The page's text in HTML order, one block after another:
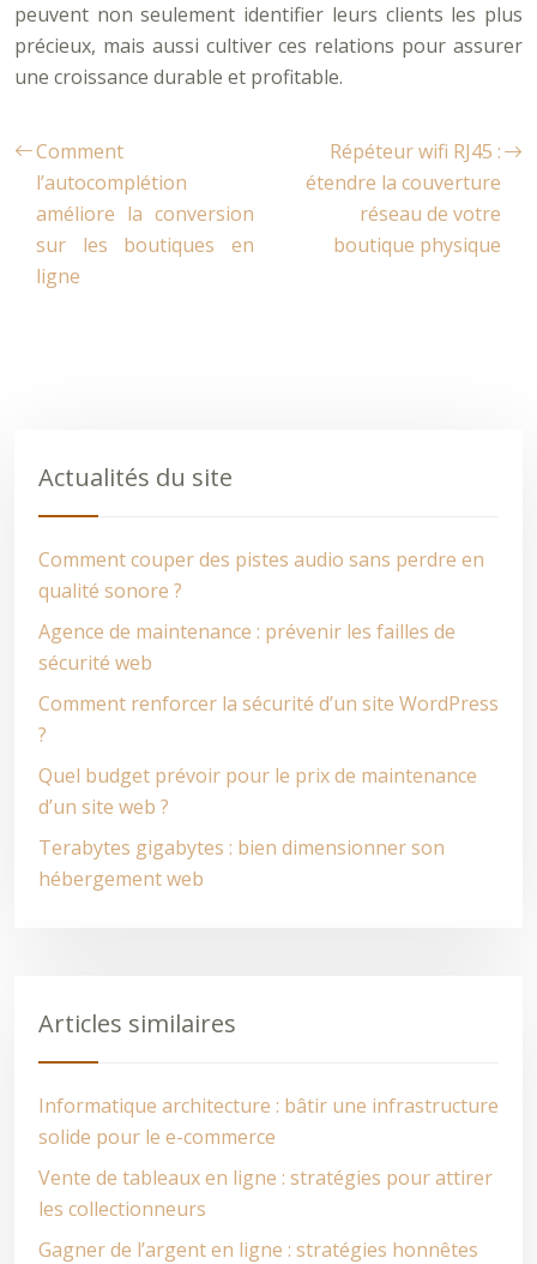
peuvent non seulement identifier leurs clients les plus
précieux, mais aussi cultiver ces relations pour assurer
une croissance durable et profitable.
Comment
l’autocomplétion
améliore la conversion
sur les boutiques en
ligne
Répéteur wifi RJ45 :
étendre la couverture
réseau de votre
boutique physique
Actualités du site
Comment couper des pistes audio sans perdre en
qualité sonore ?
Agence de maintenance : prévenir les failles de
sécurité web
Comment renforcer la sécurité d’un site WordPress
?
Quel budget prévoir pour le prix de maintenance
d’un site web ?
Terabytes gigabytes : bien dimensionner son
hébergement web
Articles similaires
Informatique architecture : bâtir une infrastructure
solide pour le e-commerce
Vente de tableaux en ligne : stratégies pour attirer
les collectionneurs
Gagner de l’argent en ligne : stratégies honnêtes